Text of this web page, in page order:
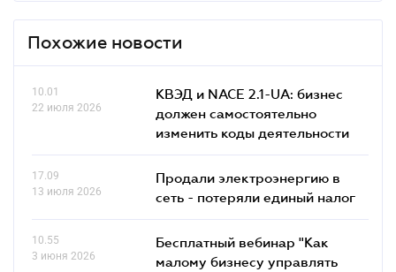
Похожие новости
10.01
22 июля 2026
КВЭД и NACE 2.1-UA: бизнес
должен самостоятельно
изменить коды деятельности
17.09
13 июля 2026
Продали электроэнергию в
сеть - потеряли единый налог
10.55
3 июня 2026
Бесплатный вебинар "Как
малому бизнесу управлять